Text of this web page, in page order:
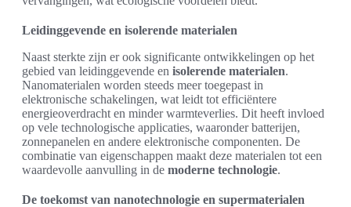
Leidinggevende en isolerende materialen
Naast sterkte zijn er ook significante ontwikkelingen op het
gebied van leidinggevende en isolerende materialen.
Nanomaterialen worden steeds meer toegepast in
elektronische schakelingen, wat leidt tot efficiëntere
energieoverdracht en minder warmteverlies. Dit heeft invloed
op vele technologische applicaties, waaronder batterijen,
zonnepanelen en andere elektronische componenten. De
combinatie van eigenschappen maakt deze materialen tot een
waardevolle aanvulling in de moderne technologie.
De toekomst van nanotechnologie en supermaterialen